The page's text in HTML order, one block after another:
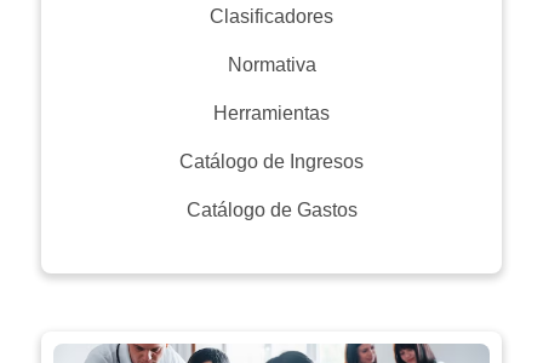
Clasificadores
Normativa
Herramientas
Catálogo de Ingresos
Catálogo de Gastos